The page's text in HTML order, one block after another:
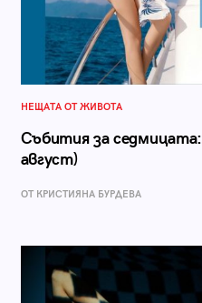
НЕЩАТА ОТ ЖИВОТА
Събития за
август)
ОТ КРИСТИЯНА БУРДЕВА